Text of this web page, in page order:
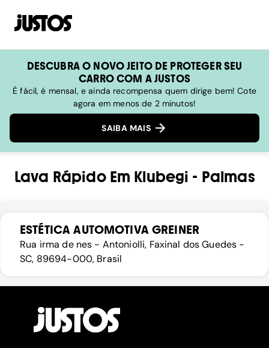
DESCUBRA O NOVO JEITO DE PROTEGER SEU
CARRO COM A JUSTOS
É fácil, é mensal, e ainda recompensa quem dirige bem! Cote
agora em menos de 2 minutos!
SAIBA MAIS
Lava RápidoEm Klubegi - Palmas
ESTÉTICA AUTOMOTIVA GREINER
Rua irma de nes - Antoniolli, Faxinal dos Guedes -
SC, 89694-000, Brasil